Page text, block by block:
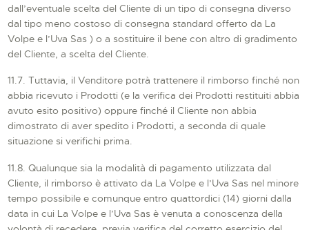
dall’eventuale scelta del Cliente di un tipo di consegna diverso
dal tipo meno costoso di consegna standard offerto da La
Volpe e l’Uva Sas ) o a sostituire il bene con altro di gradimento
del Cliente, a scelta del Cliente.
11.7. Tuttavia, il Venditore potrà trattenere il rimborso finché non
abbia ricevuto i Prodotti (e la verifica dei Prodotti restituiti abbia
avuto esito positivo) oppure finché il Cliente non abbia
dimostrato di aver spedito i Prodotti, a seconda di quale
situazione si verifichi prima.
11.8. Qualunque sia la modalità di pagamento utilizzata dal
Cliente, il rimborso è attivato da La Volpe e l’Uva Sas nel minore
tempo possibile e comunque entro quattordici (14) giorni dalla
data in cui La Volpe e l’Uva Sas è venuta a conoscenza della